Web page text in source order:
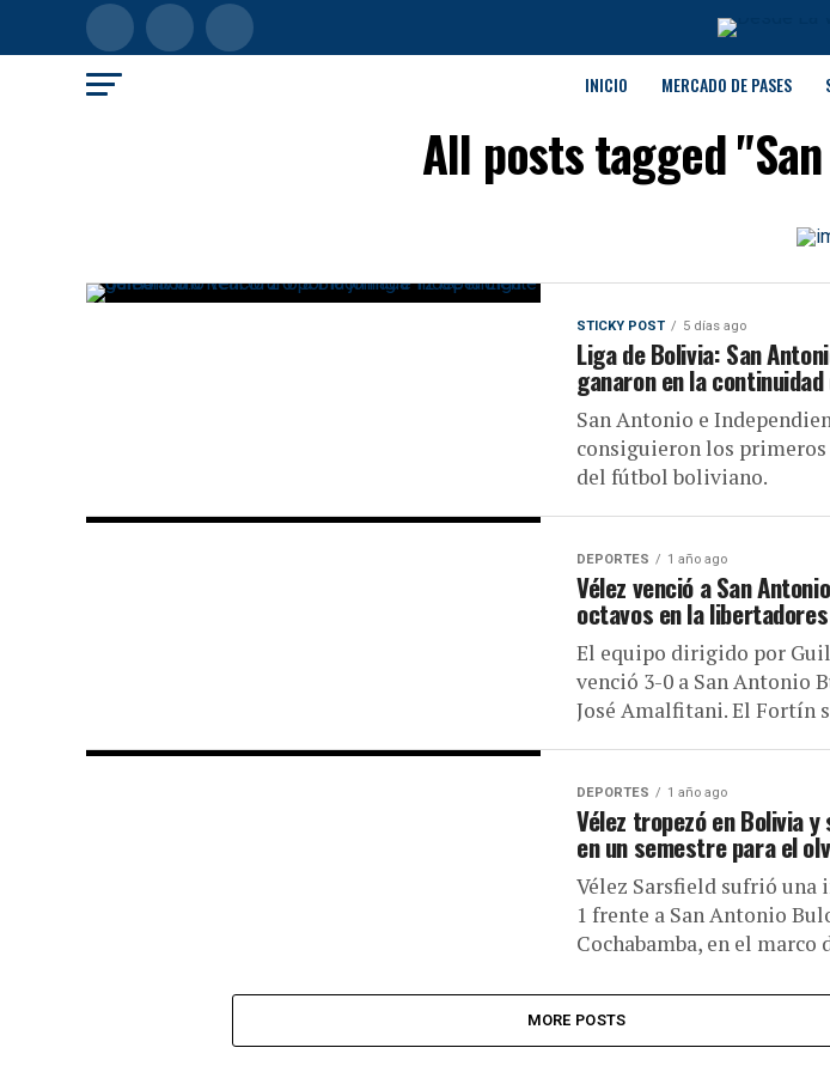
INICIO MERCADO DE PASES
All posts tagged
STICKY POST 5 días ago
Liga de Bolivia: San
ganaron en la
San Antonio e
consiguieron los
del fútbol boliviano.
DEPORTES 1 año ago
Vélez venció a San
octavos en la libertadores
El equipo dirigido por
venció 3-0 a San Antonio
José Amalfitani. El Fortín
DEPORTES 1 año ago
Vélez tropezó en Bolivia
en un semestre para el
Vélez Sarsfield sufrió una
1 frente a San Antonio
Cochabamba, en el marco
MORE POSTS